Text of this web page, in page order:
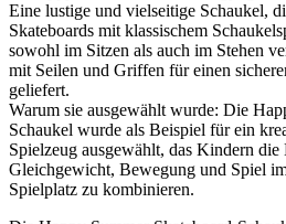
Eine lustige und vielseitige Schaukel,
Skateboards mit klassischem
sowohl im Sitzen als auch im Stehen
mit Seilen und Griffen für einen
geliefert.
Warum sie ausgewählt wurde: Die
Schaukel wurde als Beispiel für ein
Spielzeug ausgewählt, das Kindern
Gleichgewicht, Bewegung und Spiel
Spielplatz zu kombinieren.